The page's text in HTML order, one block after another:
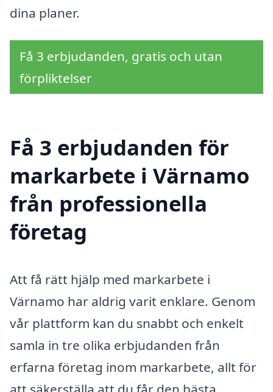
dina planer.
Få 3 erbjudanden, gratis och utan
förpliktelser
Få 3 erbjudanden för
markarbete i Värnamo
från professionella
företag
Att få rätt hjälp med markarbete i
Värnamo har aldrig varit enklare. Genom
vår plattform kan du snabbt och enkelt
samla in tre olika erbjudanden från
erfarna företag inom markarbete, allt för